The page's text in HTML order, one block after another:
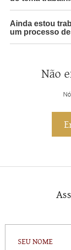
Ainda estou
um processo
Não